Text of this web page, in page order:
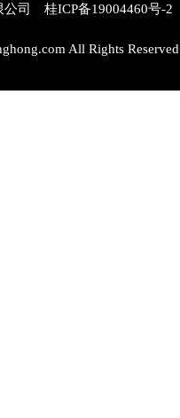
公司 桂ICP备19004460号-2
All Rights Reserved